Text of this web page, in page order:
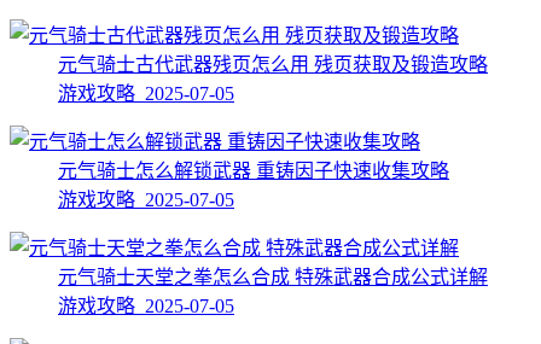
元气骑士古代武器残页怎么用 残页获取及锻造攻略
游戏攻略 2025-07-05
元气骑士怎么解锁武器 重铸因子快速收集攻略
游戏攻略 2025-07-05
元气骑士天堂之拳怎么合成 特殊武器合成公式详解
游戏攻略 2025-07-05